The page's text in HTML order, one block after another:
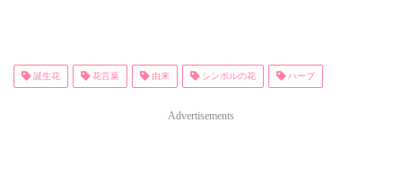
誕生花 花言葉 由来 シンボルの花 ハーブ
Advertisements